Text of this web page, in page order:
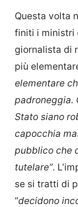
Questa volta
finiti i ministri
giornalista di
più
elementare
padroneggia.
Stato siano
capocchia
pubblico che
tutelare”.
se si tratti di
“decidono